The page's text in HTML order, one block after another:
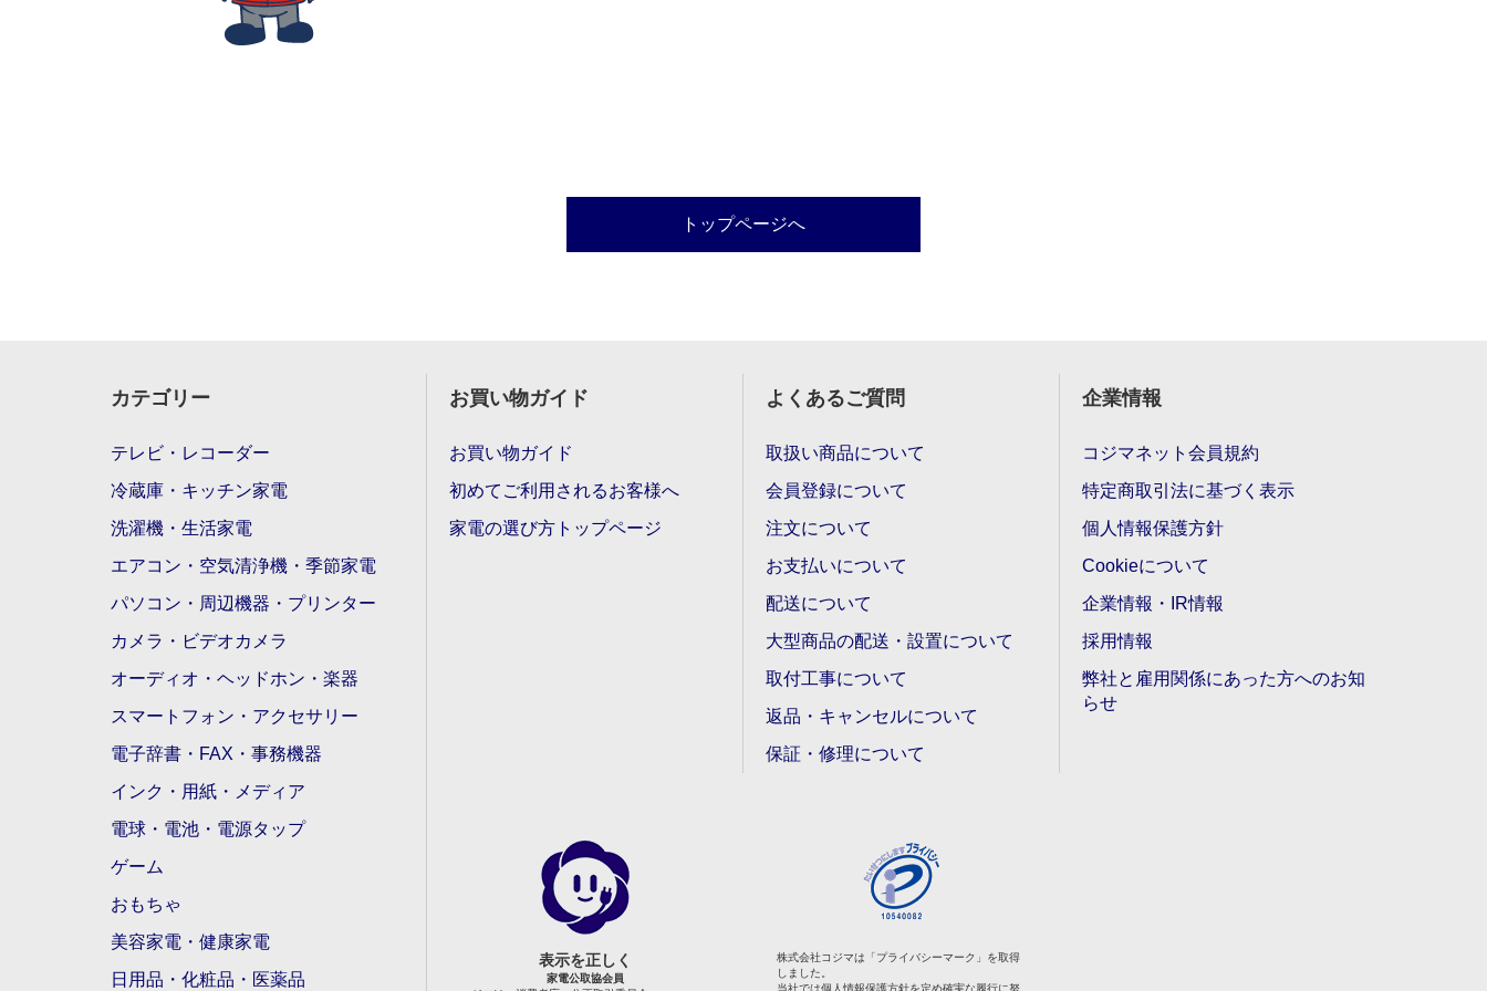
トップページへ
カテゴリー
テレビ・レコーダー
冷蔵庫・キッチン家電
洗濯機・生活家電
エアコン・空気清浄機・季節家電
パソコン・周辺機器・プリンター
カメラ・ビデオカメラ
オーディオ・ヘッドホン・楽器
スマートフォン・アクセサリー
電子辞書・FAX・事務機器
インク・用紙・メディア
電球・電池・電源タップ
ゲーム
おもちゃ
美容家電・健康家電
日用品・化粧品・医薬品
お買い物ガイド
お買い物ガイド
初めてご利用されるお客様へ
家電の選び方トップページ
よくあるご質問
取扱い商品について
会員登録について
注文について
お支払いについて
配送について
大型商品の配送・設置について
取付工事について
返品・キャンセルについて
保証・修理について
企業情報
コジマネット会員規約
特定商取引法に基づく表示
個人情報保護方針
Cookieについて
企業情報・IR情報
採用情報
弊社と雇用関係にあった方へのお知
らせ
表示を正しく
家電公取協会員
株式会社コジマは「プライバシーマーク」を取得
しました。
当社では個人情報保護方針を定め確実な履行に努